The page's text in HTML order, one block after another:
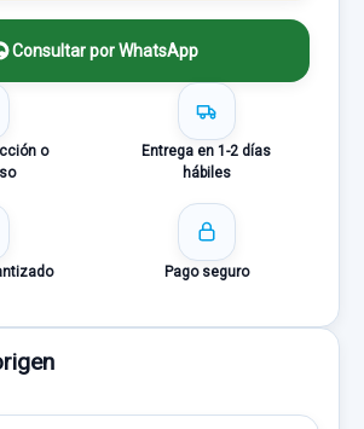
Consultar por WhatsApp
o
Entrega en 1-2 días
hábiles
Pago seguro